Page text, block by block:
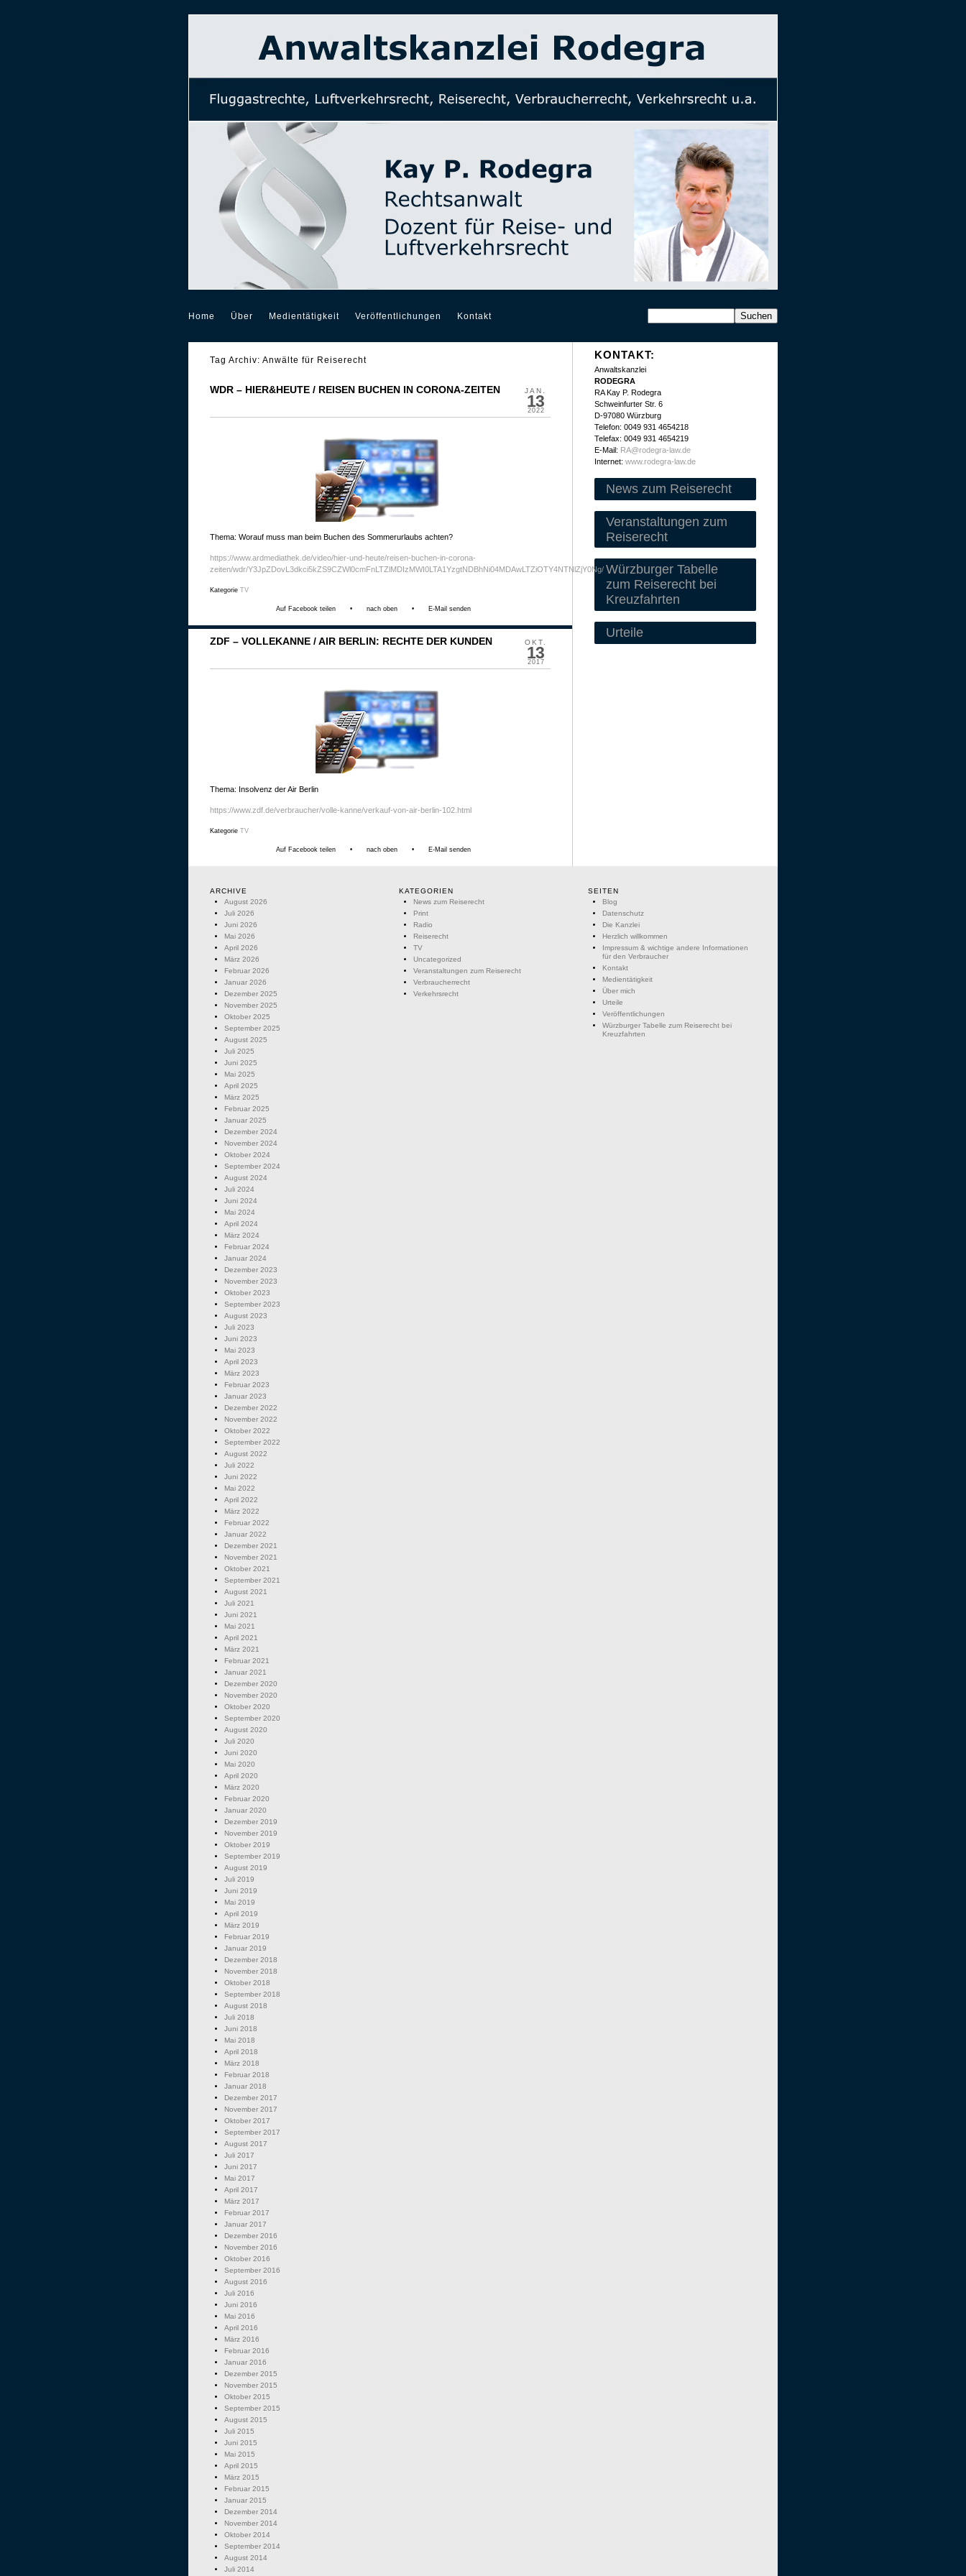
Home Über Medientätigkeit Veröffentlichungen Kontakt
Tag Archiv: Anwälte für Reiserecht
JAN.
13
2022
WDR – HIER&HEUTE / REISEN BUCHEN IN CORONA-ZEITEN
Thema: Worauf muss man beim Buchen des Sommerurlaubs achten?
https://www.ardmediathek.de/video/hier-und-heute/reisen-buchen-in-corona-
zeiten/wdr/Y3JpZDovL3dkci5kZS9CZWl0cmFnLTZlMDIzMWI0LTA1YzgtNDBhNi04MDAwLTZiOTY4NTNlZjY0Ng/
Kategorie TV
Auf Facebook teilen • nach oben • E-Mail senden
OKT.
13
2017
ZDF – VOLLEKANNE / AIR BERLIN: RECHTE DER KUNDEN
Thema: Insolvenz der Air Berlin
https://www.zdf.de/verbraucher/volle-kanne/verkauf-von-air-berlin-102.html
Kategorie TV
Auf Facebook teilen • nach oben • E-Mail senden
KONTAKT:
Anwaltskanzlei
RODEGRA
RA Kay P. Rodegra
Schweinfurter Str. 6
D-97080 Würzburg
Telefon: 0049 931 4654218
Telefax: 0049 931 4654219
E-Mail: RA@rodegra-law.de
Internet: www.rodegra-law.de
News zum Reiserecht
Veranstaltungen zum
Reiserecht
Würzburger Tabelle
zum Reiserecht bei
Kreuzfahrten
Urteile
ARCHIVE
August 2026
Juli 2026
Juni 2026
Mai 2026
April 2026
März 2026
Februar 2026
Januar 2026
Dezember 2025
November 2025
Oktober 2025
September 2025
August 2025
Juli 2025
Juni 2025
Mai 2025
April 2025
März 2025
Februar 2025
Januar 2025
Dezember 2024
November 2024
Oktober 2024
September 2024
August 2024
Juli 2024
Juni 2024
Mai 2024
April 2024
März 2024
Februar 2024
Januar 2024
Dezember 2023
November 2023
Oktober 2023
September 2023
August 2023
Juli 2023
Juni 2023
Mai 2023
April 2023
März 2023
Februar 2023
Januar 2023
Dezember 2022
November 2022
Oktober 2022
September 2022
August 2022
Juli 2022
Juni 2022
Mai 2022
April 2022
März 2022
Februar 2022
Januar 2022
Dezember 2021
November 2021
Oktober 2021
September 2021
August 2021
Juli 2021
Juni 2021
Mai 2021
April 2021
März 2021
Februar 2021
Januar 2021
Dezember 2020
November 2020
Oktober 2020
September 2020
August 2020
Juli 2020
Juni 2020
Mai 2020
April 2020
März 2020
Februar 2020
Januar 2020
Dezember 2019
November 2019
Oktober 2019
September 2019
August 2019
Juli 2019
Juni 2019
Mai 2019
April 2019
März 2019
Februar 2019
Januar 2019
Dezember 2018
November 2018
Oktober 2018
September 2018
August 2018
Juli 2018
Juni 2018
Mai 2018
April 2018
März 2018
Februar 2018
Januar 2018
Dezember 2017
November 2017
Oktober 2017
September 2017
August 2017
Juli 2017
Juni 2017
Mai 2017
April 2017
März 2017
Februar 2017
Januar 2017
Dezember 2016
November 2016
Oktober 2016
September 2016
August 2016
Juli 2016
Juni 2016
Mai 2016
April 2016
März 2016
Februar 2016
Januar 2016
Dezember 2015
November 2015
Oktober 2015
September 2015
August 2015
Juli 2015
Juni 2015
Mai 2015
April 2015
März 2015
Februar 2015
Januar 2015
Dezember 2014
November 2014
Oktober 2014
September 2014
August 2014
Juli 2014
KATEGORIEN
News zum Reiserecht
Print
Radio
Reiserecht
TV
Uncategorized
Veranstaltungen zum Reiserecht
Verbraucherrecht
Verkehrsrecht
SEITEN
Blog
Datenschutz
Die Kanzlei
Herzlich willkommen
Impressum & wichtige andere Informationen
für den Verbraucher
Kontakt
Medientätigkeit
Über mich
Urteile
Veröffentlichungen
Würzburger Tabelle zum Reiserecht bei
Kreuzfahrten